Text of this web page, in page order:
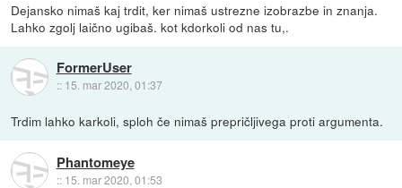
Dejansko nimaš kaj trdit, ker nimaš ustrezne izobrazbe in znanja.
Lahko zgolj laično ugibaš. kot kdorkoli od nas tu,.
FormerUser
:: 15. mar 2020, 01:37
Trdim lahko karkoli, sploh če nimaš prepričljivega proti argumenta.
Phantomeye
:: 15. mar 2020, 01:53